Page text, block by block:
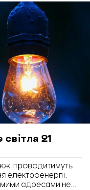
21
проводитимуть
електроенергії.
адресами не